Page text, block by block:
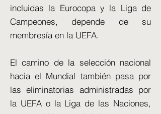
incluidas la Eurocopa y la Liga de
Campeones, depende de su
membresía en la UEFA.
El camino de la selección nacional
hacia el Mundial también pasa por
las eliminatorias administradas por
la UEFA o la Liga de las Naciones,